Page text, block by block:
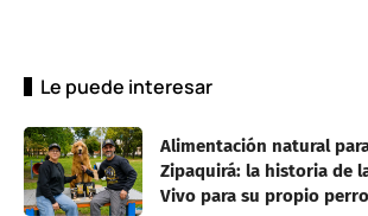
Le puede interesar
Alimentación natural
Zipaquirá: la historia de
Vivo para su propio perro